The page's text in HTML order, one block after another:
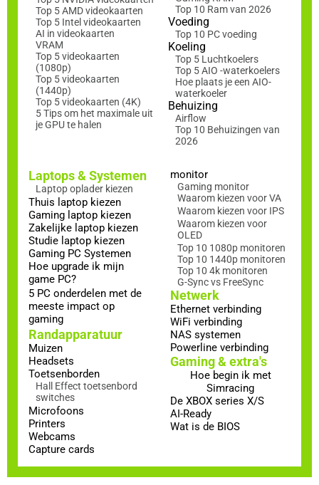
Top 5 AMD videokaarten
Top 5 Intel videokaarten
AI in videokaarten
VRAM
Top 5 videokaarten
(1080p)
Top 5 videokaarten
(1440p)
Top 5 videokaarten (4K)
5 Tips om het maximale uit
je GPU te halen
Top 10 Ram van 2026
Voeding
Top 10 PC voeding
Koeling
Top 5 Luchtkoelers
Top 5 AIO -waterkoelers
Hoe plaats je een AIO-
waterkoeler
Behuizing
Airflow
Top 10 Behuizingen van
2026
Laptops & Systemen
Laptop oplader kiezen
Thuis laptop kiezen
Gaming laptop kiezen
Zakelijke laptop kiezen
Studie laptop kiezen
Gaming PC Systemen
Hoe upgrade ik mijn
game PC?
5 PC onderdelen met de
meeste impact op
gaming
Randapparatuur
Muizen
Headsets
Toetsenborden
Hall Effect toetsenbord
switches
Microfoons
Printers
Webcams
Capture cards
monitor
Gaming monitor
Waarom kiezen voor VA
Waarom kiezen voor IPS
Waarom kiezen voor
OLED
Top 10 1080p monitoren
Top 10 1440p monitoren
Top 10 4k monitoren
G-Sync vs FreeSync
Netwerk
Ethernet verbinding
WiFi verbinding
NAS systemen
Powerline verbinding
Gaming & extra's
Hoe begin ik met
Simracing
De XBOX series X/S
AI-Ready
Wat is de BIOS